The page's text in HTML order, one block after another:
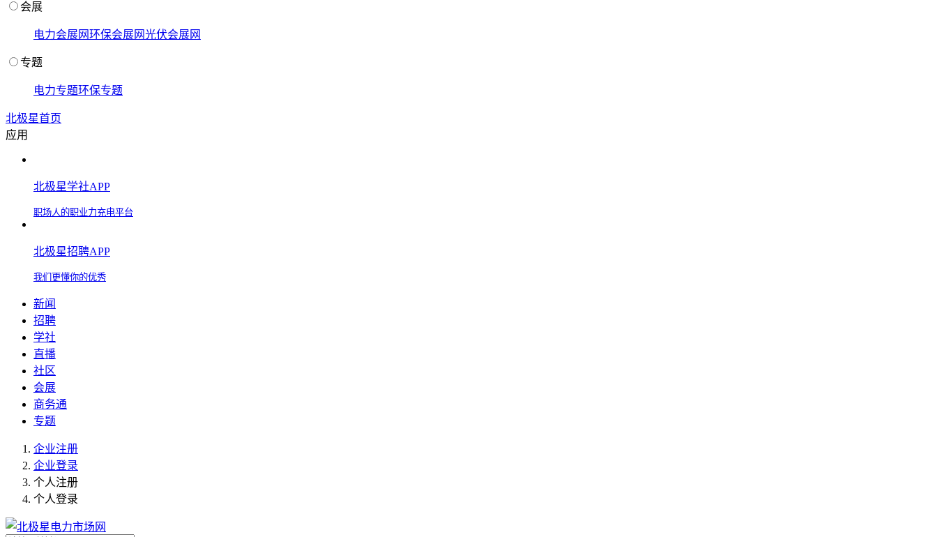
会展
电力会展网环保会展网光伏会展网
专题
电力专题环保专题
北极星首页
应用
北极星学社APP
职场人的职业力充电平台
北极星招聘APP
我们更懂你的优秀
新闻
招聘
学社
直播
社区
会展
商务通
专题
企业注册
企业登录
个人注册
个人登录